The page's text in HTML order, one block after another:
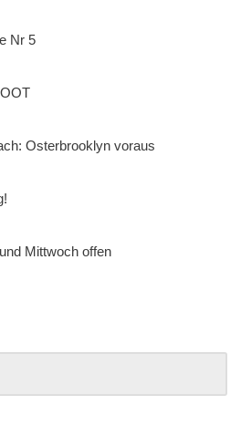
Nr 5
Osterbrooklyn voraus
Mittwoch offen